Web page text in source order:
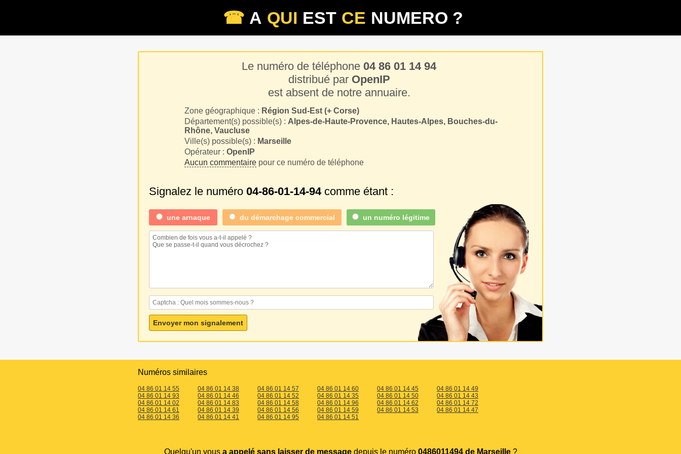
☎ A QUI EST CE NUMERO ?
Le numéro de téléphone 04 86 01 14 94
distribué par OpenIP
est absent de notre annuaire.
Zone géographique : Région Sud-Est (+ Corse)
Département(s) possible(s) : Alpes-de-Haute-Provence, Hautes-Alpes, Bouches-du-
Rhône, Vaucluse
Ville(s) possible(s) : Marseille
Opérateur : OpenIP
Aucun commentairepour ce numéro de téléphone
Signalez le numéro 04-86-01-14-94comme étant :
une arnaque du démarchage commercial un numéro légitime
Numéros similaires
04 86 01 14 55 04 86 01 14 38 04 86 01 14 57 04 86 01 14 60 04 86 01 14 45
04 86 01 14 49
04 86 01 14 93
04 86 01 14 46 04 86 01 14 52 04 86 01 14 35 04 86 01 14 50
04 86 01 14 43
04 86 01 14 02
04 86 01 14 83 04 86 01 14 58 04 86 01 14 96 04 86 01 14 62
04 86 01 14 72
04 86 01 14 61
04 86 01 14 39 04 86 01 14 56 04 86 01 14 59 04 86 01 14 53
04 86 01 14 47
04 86 01 14 36
04 86 01 14 41 04 86 01 14 95 04 86 01 14 51
Quelqu'un vous a appelé sans laisser de messagedepuis le numéro 0486011494 de Marseille?